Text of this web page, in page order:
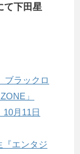
て下田星
ブラックロ
」
10月11日
『エンタジ